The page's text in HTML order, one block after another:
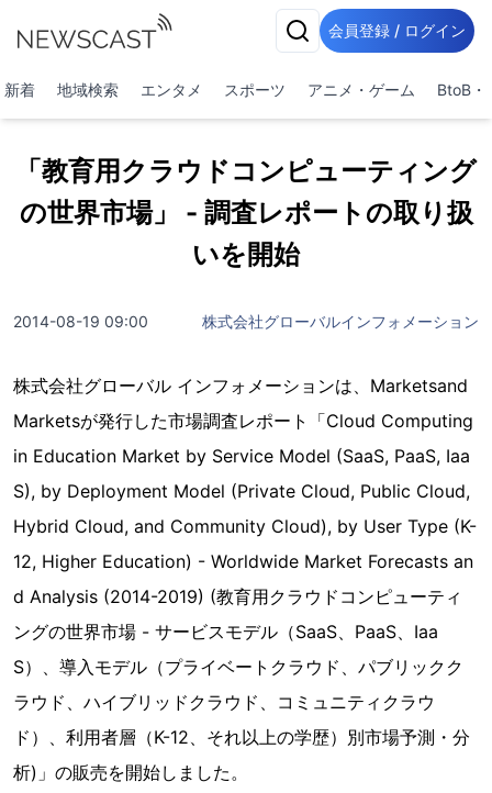
会員登録 / ログイン
新着 地域検索 エンタメ スポーツ アニメ・ゲーム BtoB・
「教育用クラウドコンピューティング
の世界市場」 - 調査レポートの取り扱
いを開始
2014-08-19 09:00 株式会社グローバルインフォメーション
株式会社グローバル インフォメーションは、Marketsand
Marketsが発行した市場調査レポート「Cloud Computing
in Education Market by Service Model (SaaS, PaaS, Iaa
S), by Deployment Model (Private Cloud, Public Cloud,
Hybrid Cloud, and Community Cloud), by User Type (K-
12, Higher Education) - Worldwide Market Forecasts an
d Analysis (2014-2019) (教育用クラウドコンピューティ
ングの世界市場 - サービスモデル（SaaS、PaaS、Iaa
S）、導入モデル（プライベートクラウド、パブリックク
ラウド、ハイブリッドクラウド、コミュニティクラウ
ド）、利用者層（K-12、それ以上の学歴）別市場予測・分
析)」の販売を開始しました。